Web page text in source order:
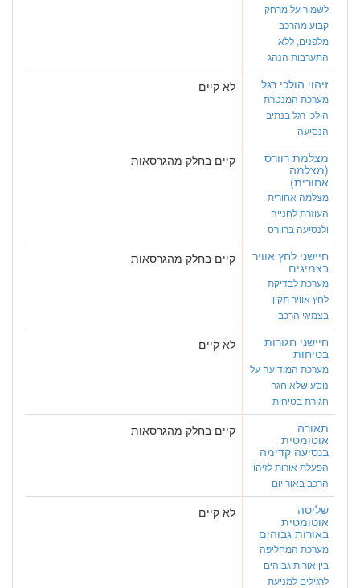
לשמור על מרחק
קבוע מהרכב
מלפנים, ללא
התערבות הנהג
זיהוי הולכי רגל
מערכת המנטרת
הולכי רגל בנתיב
הנסיעה
לא קיים
מצלמת רוורס
(מצלמה
אחורית)
מצלמה אחורית
העוזרת לחנייה
ולנסיעה ברוורס
קיים בחלק מהגרסאות
חיישני לחץ אוויר
בצמיגים
מערכת לבדיקת
לחץ אוויר תקין
בצמיגי הרכב
קיים בחלק מהגרסאות
חיישני חגורות
בטיחות
מערכת המודיעה על
נוסע שלא חגר
חגורת בטיחות
לא קיים
תאורה
אוטומטית
בנסיעה קדימה
הפעלת אורות לזיהוי
הרכב באור יום
קיים בחלק מהגרסאות
שליטה
אוטומטית
באורות גבוהים
מערכת המחליפה
בין אורות גבוהים
לרגילים למניעת
לא קיים